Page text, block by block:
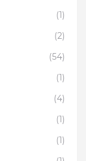
(1)
(2)
(54)
(1)
(4)
(1)
(1)